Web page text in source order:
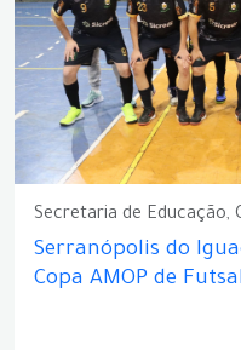
Secretaria de Educação,
Serranópolis do
Copa AMOP de Futsal